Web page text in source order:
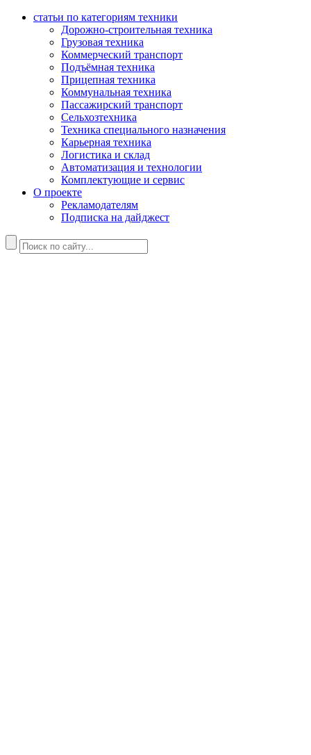
статьи по категориям техники
Дорожно-строительная техника
Грузовая техника
Коммерческий транспорт
Подъёмная техника
Прицепная техника
Коммунальная техника
Пассажирский транспорт
Сельхозтехника
Техника специального назначения
Карьерная техника
Логистика и склад
Автоматизация и технологии
Комплектующие и сервис
О проекте
Рекламодателям
Подписка на дайджест